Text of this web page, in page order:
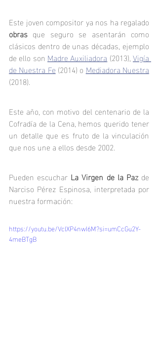
obras que seguro se asentarán como
clásicos dentro de unas décadas, ejemplo
de ello son Madre Auxiliadora (2013), Vigía
de Nuestra Fe (2014) o Mediadora Nuestra
(2018).
Este año, con motivo del centenario de la
Cofradía de la Cena, hemos querido tener
un detalle que es fruto de la vinculación
que nos une a ellos desde 2002.
Pueden escuchar La Virgen de la Paz de
Narciso Pérez Espinosa, interpretada por
nuestra formación:
https://youtu.be/VclXP4nwI6M?si=umCcGu2Y-
4meBTgB